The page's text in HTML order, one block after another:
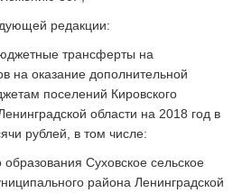
редакции:
трансферты на
на оказание дополнительной
поселений Кировского
области на 2018 год в
рублей, в том числе:
Суховское сельское
района Ленинградской